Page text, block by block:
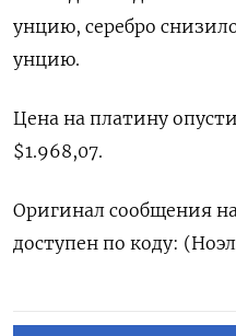
‌унцию, серебро
унцию.
Цена на платину
$1.968,07.
Оригинал сообщения
доступен по коду: